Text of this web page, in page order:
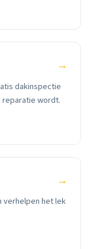
→
dakinspectie
wordt.
→
verhelpen het lek